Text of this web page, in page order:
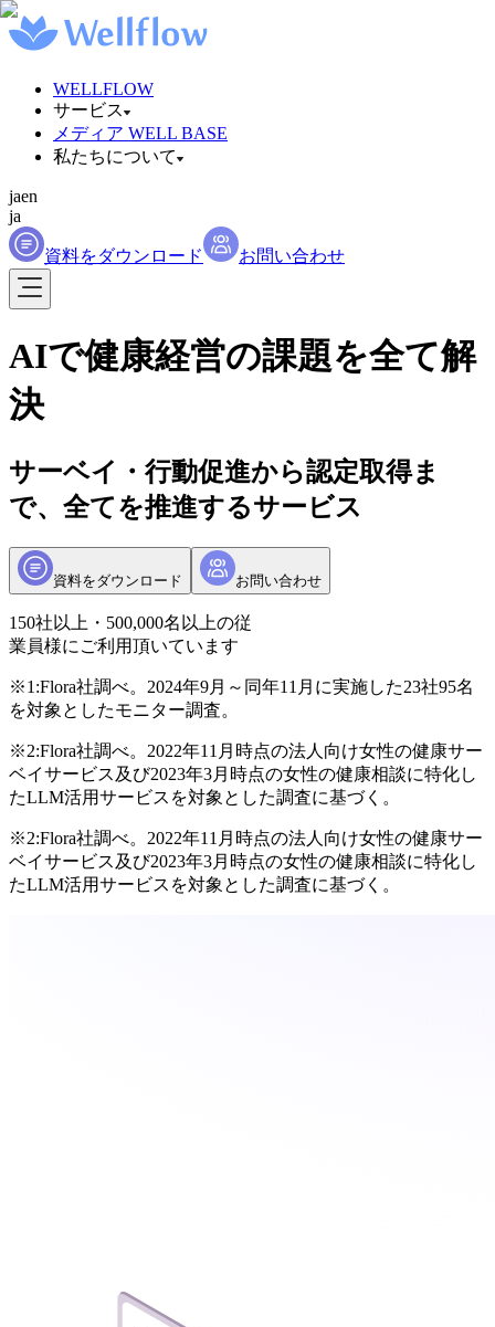
WELLFLOW
サービス
メディア WELL BASE
私たちについて
jaen
ja
資料をダウンロード お問い合わせ
AIで健康経営の課題を全て解
決
サーベイ・行動促進から認定取得ま
で、全てを推進するサービス
資料をダウンロード お問い合わせ
150社以上・500,000名以上の従
業員様にご利用頂いています
※1:Flora社調べ。2024年9月～同年11月に実施した23社95名
を対象としたモニター調査。
※2:Flora社調べ。2022年11月時点の法人向け女性の健康サー
ベイサービス及び2023年3月時点の女性の健康相談に特化し
たLLM活用サービスを対象とした調査に基づく。
※2:Flora社調べ。2022年11月時点の法人向け女性の健康サー
ベイサービス及び2023年3月時点の女性の健康相談に特化し
たLLM活用サービスを対象とした調査に基づく。